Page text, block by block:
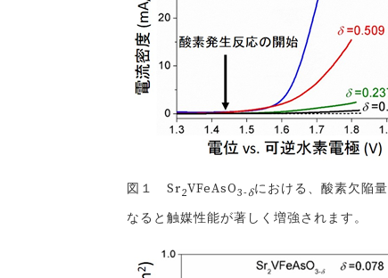
図１ Sr2VFeAsO3-δにおける、酸素欠陥量
なると触媒性能が著しく増強されます。